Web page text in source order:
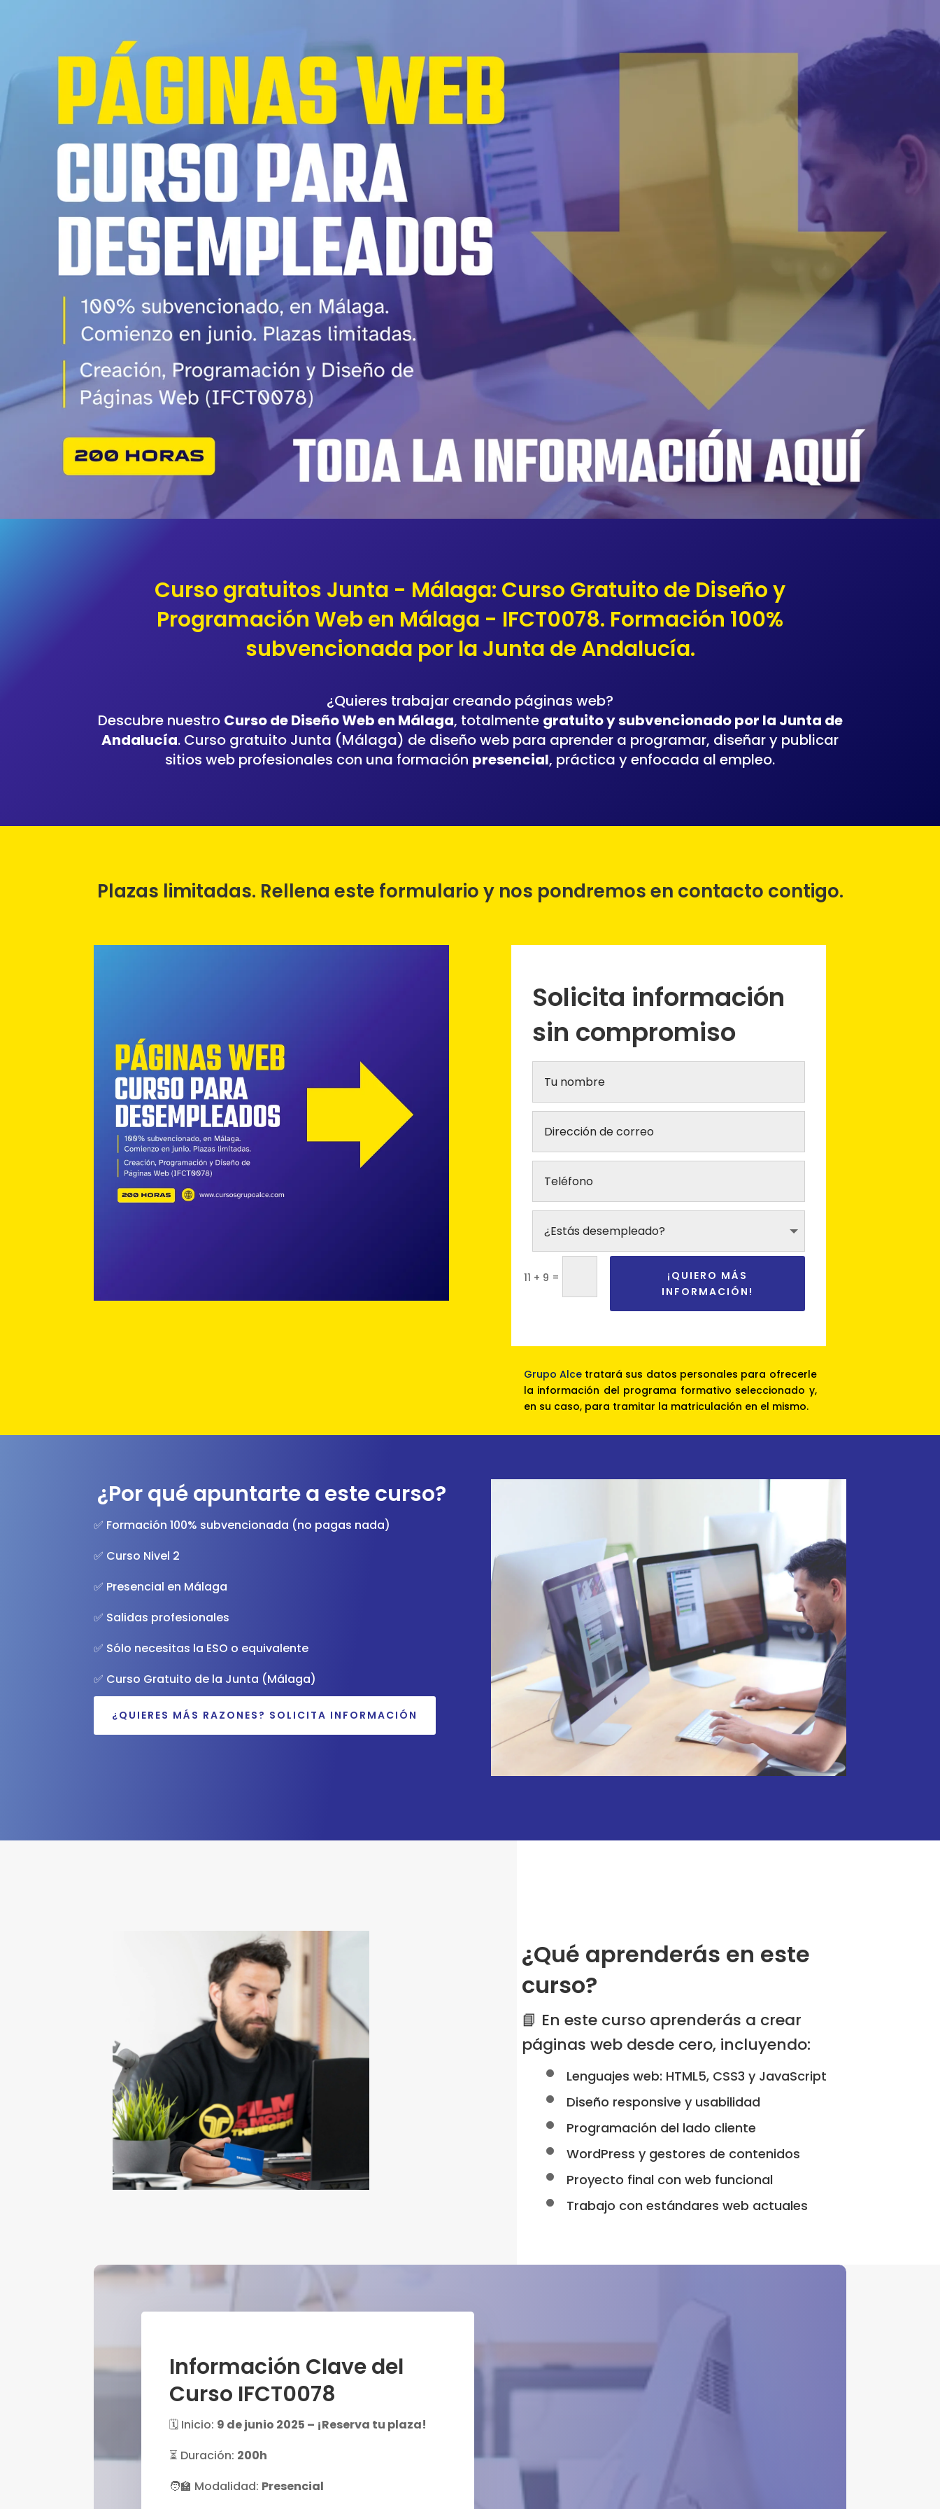
Curso gratuitos Junta - Málaga: Curso Gratuito de Diseño y
Programación Web en Málaga - IFCT0078. Formación 100%
subvencionada por la Junta de Andalucía.
¿Quieres trabajar creando páginas web?
Descubre nuestro Curso de Diseño Web en Málaga, totalmente gratuito y subvencionado por la Junta de
Andalucía. Curso gratuito Junta (Málaga) de diseño web para aprender a programar, diseñar y publicar
sitios web profesionales con una formación presencial, práctica y enfocada al empleo.
Plazas limitadas. Rellena este formulario y nos pondremos en contacto contigo.
Solicita información
sin compromiso
11 + 9 =
¡QUIERO MÁS
INFORMACIÓN!
Grupo Alcetratará sus datos personales para ofrecerle
la información del programa formativo seleccionado y,
en su caso, para tramitar la matriculación en el mismo.
¿Por qué apuntarte a este curso?
✅ Formación 100% subvencionada (no pagas nada)
✅ Curso Nivel 2
✅ Presencial en Málaga
✅ Salidas profesionales
✅ Sólo necesitas la ESO o equivalente
✅ Curso Gratuito de la Junta (Málaga)
¿QUIERES MÁS RAZONES? SOLICITA INFORMACIÓN
¿Qué aprenderás en este
curso?
📘 En este curso aprenderás a crear
páginas web desde cero, incluyendo:
Lenguajes web: HTML5, CSS3 y JavaScript
Diseño responsive y usabilidad
Programación del lado cliente
WordPress y gestores de contenidos
Proyecto final con web funcional
Trabajo con estándares web actuales
Información Clave del
Curso IFCT0078
🗓️ Inicio: 9 de junio 2025 – ¡Reserva tu plaza!
⏳ Duración: 200h
🧑‍🏫 Modalidad: Presencial